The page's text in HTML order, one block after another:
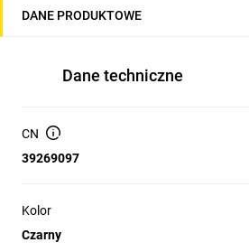
DANE PRODUKTOWE
Dane techniczne
CN
39269097
Kolor
Czarny